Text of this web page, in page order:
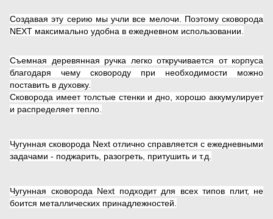
Создавая эту серию мы учли все мелочи. Поэтому сковорода
NEXT максимально удобна в ежедневном использовании.
Съемная деревянная ручка легко откручивается от корпуса
благодаря чему сковороду при необходимости можно
поставить в духовку.
Сковорода имеет толстые стенки и дно, хорошо аккумулирует
и распределяет тепло.
Чугунная сковорода Next отлично справляется с ежедневными
задачами - поджарить, разогреть, притушить и т.д.
Чугунная сковорода Next подходит для всех типов плит, не
боится металлических принадлежностей.